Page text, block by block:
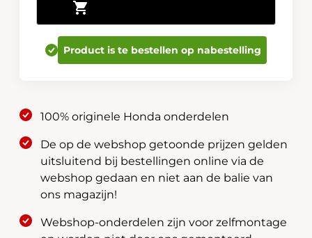
Sand
Khaki
Pearl
W-
YR656PHE
aantal
Toevoegen aan winkelwagen
Product is te bestellen op nabestelling
100% originele Honda onderdelen
De op de webshop getoonde prijzen gelden
uitsluitend bij bestellingen online via de
webshop gedaan en niet aan de balie van
ons magazijn!
Webshop-onderdelen zijn voor zelfmontage